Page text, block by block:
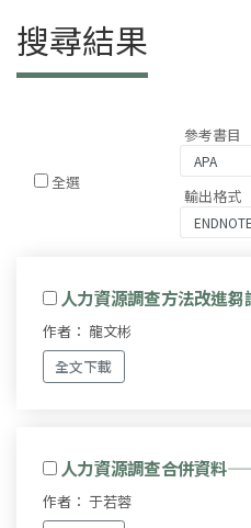
搜尋結果
全選
參考書目
輸出格式
人力資源調查方法改進芻
作者： 龍文彬
全文下載
人力資源調查合併資料
作者： 于若蓉